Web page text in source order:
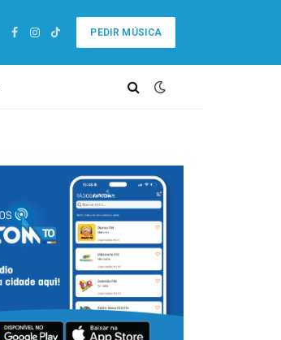
Facebook
Instagram
TikTok
PEDIR MÚSICA